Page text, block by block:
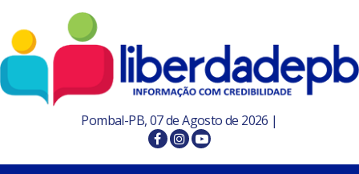
Pombal-PB, 07 de Agosto de 2026 |